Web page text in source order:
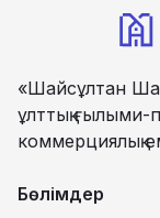
«Шайсұлтан
ұлттық ғылыми-
коммерциялық
Бөлімдер